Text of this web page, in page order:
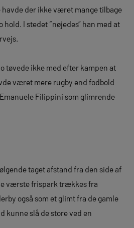
der ikke været mange tilbage
hold. I stedet “nøjedes” han med at
tøvede ikke med efter kampen at
været mere rugby end fodbold
Filippini som glimrende
taget afstand fra den side af
værste frispark trækkes fra
også som et glimt fra de gamle
kunne slå de store ved en